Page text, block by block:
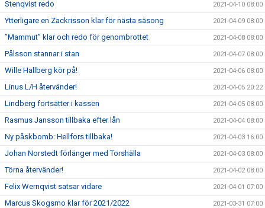
Stenqvist redo 2021-04-10 08:00
Ytterligare en Zackrisson klar för nästa säsong 2021-04-09 08:00
”Mammut” klar och redo för genombrottet 2021-04-08 08:00
Pålsson stannar i stan 2021-04-07 08:00
Wille Hallberg kör på! 2021-04-06 08:00
Linus L/H återvänder! 2021-04-05 20:22
Lindberg fortsätter i kassen 2021-04-05 08:00
Rasmus Jansson tillbaka efter lån 2021-04-04 08:00
Ny påskbomb: Hellfors tillbaka! 2021-04-03 16:00
Johan Norstedt förlänger med Torshälla 2021-04-03 08:00
Törna återvänder! 2021-04-02 08:00
Felix Wernqvist satsar vidare 2021-04-01 07:00
Marcus Skogsmo klar för 2021/2022 2021-03-31 07:00